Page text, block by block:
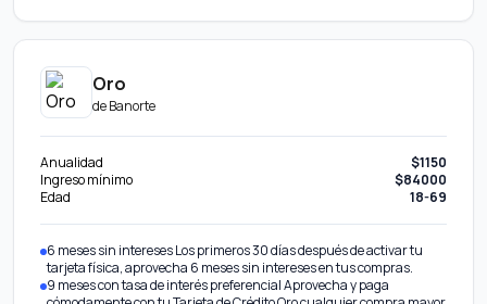
Oro
deBanorte
Anualidad
$1150
Ingreso mínimo
$84000
Edad
18-69
6 meses sin intereses Los primeros 30 días después de activar tu
tarjeta física, aprovecha 6 meses sin intereses en tus compras.
9 meses con tasa de interés preferencial Aprovecha y paga